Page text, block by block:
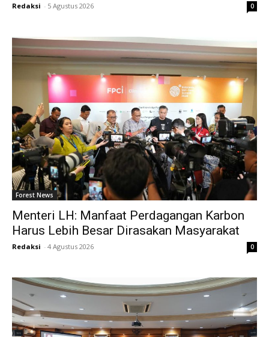
Redaksi - 5 Agustus 2026 0
Forest News
Menteri LH: Manfaat Perdagangan Karbon
Harus Lebih Besar Dirasakan Masyarakat
Redaksi - 4 Agustus 2026 0